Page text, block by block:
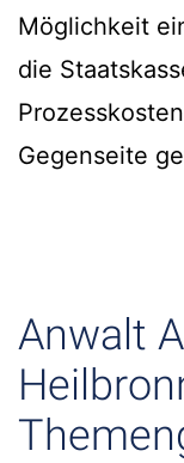
Möglichkeit
die
Gegenseite
Anwalt